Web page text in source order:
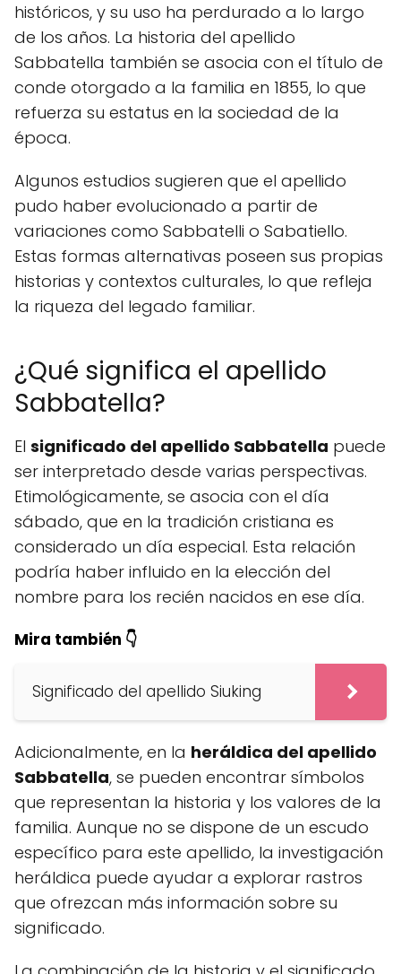
históricos, y su uso ha perdurado a lo largo
de los años. La historia del apellido
Sabbatella también se asocia con el título de
conde otorgado a la familia en 1855, lo que
refuerza su estatus en la sociedad de la
época.
Algunos estudios sugieren que el apellido
pudo haber evolucionado a partir de
variaciones como Sabbatelli o Sabatiello.
Estas formas alternativas poseen sus propias
historias y contextos culturales, lo que refleja
la riqueza del legado familiar.
¿Qué significa el apellido
Sabbatella?
El significado del apellido Sabbatella puede
ser interpretado desde varias perspectivas.
Etimológicamente, se asocia con el día
sábado, que en la tradición cristiana es
considerado un día especial. Esta relación
podría haber influido en la elección del
nombre para los recién nacidos en ese día.
Mira también 👇
Significado del apellido Siuking
Adicionalmente, en la heráldica del apellido
Sabbatella, se pueden encontrar símbolos
que representan la historia y los valores de la
familia. Aunque no se dispone de un escudo
específico para este apellido, la investigación
heráldica puede ayudar a explorar rastros
que ofrezcan más información sobre su
significado.